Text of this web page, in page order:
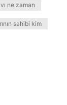
ne zaman
sahibi kim